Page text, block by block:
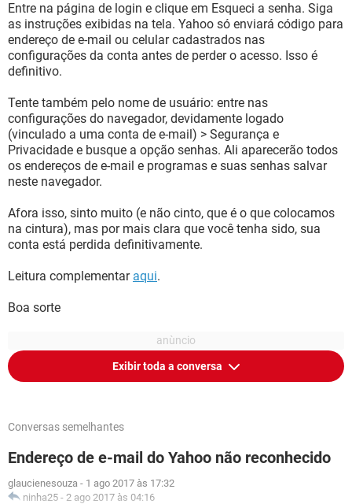
Entre na página de login e clique em Esqueci a senha. Siga
as instruções exibidas na tela. Yahoo só enviará código para
endereço de e-mail ou celular cadastrados nas
configurações da conta antes de perder o acesso. Isso é
definitivo.
Tente também pelo nome de usuário: entre nas
configurações do navegador, devidamente logado
(vinculado a uma conta de e-mail) > Segurança e
Privacidade e busque a opção senhas. Ali aparecerão todos
os endereços de e-mail e programas e suas senhas salvar
neste navegador.
Afora isso, sinto muito (e não cinto, que é o que colocamos
na cintura), mas por mais clara que você tenha sido, sua
conta está perdida definitivamente.
Leitura complementar aqui.
Boa sorte
Exibir toda a conversa
Conversas semelhantes
Endereço de e-mail do Yahoo não reconhecido
glaucienesouza - 1 ago 2017 às 17:32
ninha25 - 2 ago 2017 às 04:16